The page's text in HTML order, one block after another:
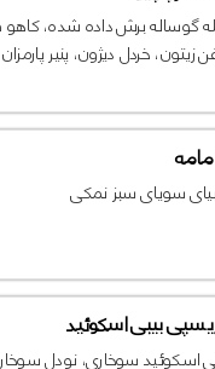
گوساله برش داده شده، کاهو
زیتون، خردل دیژون، پنیر پارمزان
سویای سبز نمکی
بیبی اسکوئید
اسکوئید سوخاری، نودل